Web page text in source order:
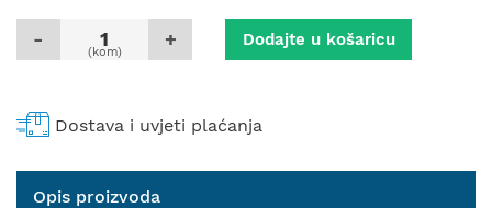
- +
(kom)
Dodajte u košaricu
Dostava i uvjeti plaćanja
Opis proizvoda